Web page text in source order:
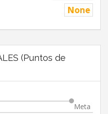
None
(Puntos de
Meta